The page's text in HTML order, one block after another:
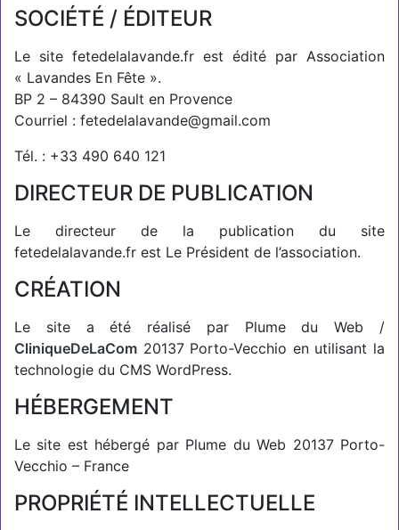
SOCIÉTÉ / ÉDITEUR
Le site fetedelalavande.fr est édité par Association
« Lavandes En Fête ».
BP 2 – 84390 Sault en Provence
Courriel : fetedelalavande@gmail.com
Tél. : +33 490 640 121
DIRECTEUR DE PUBLICATION
Le directeur de la publication du site
fetedelalavande.fr est Le Président de l’association.
CRÉATION
Le site a été réalisé par Plume du Web /
CliniqueDeLaCom 20137 Porto-Vecchio en utilisant la
technologie du CMS WordPress.
HÉBERGEMENT
Le site est hébergé par Plume du Web 20137 Porto-
Vecchio – France
PROPRIÉTÉ INTELLECTUELLE